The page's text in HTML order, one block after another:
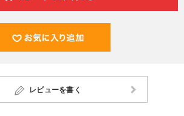
レビューを書く